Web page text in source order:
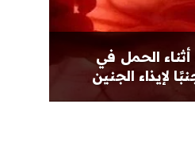
الحمل في
لإيذاء الجنين